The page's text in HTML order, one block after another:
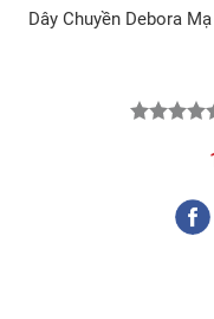
Dây Chuyền Debora